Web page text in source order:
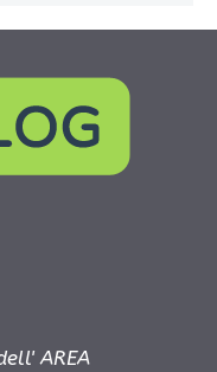
AREA